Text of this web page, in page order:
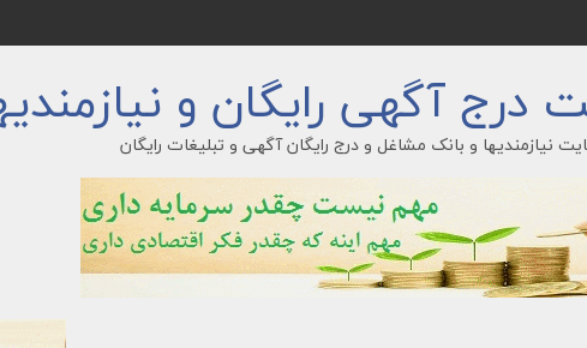
درج آگهی رایگان و
نیازمندیها و بانک مشاغل و درج رایگان آگهی و تبلیغات رایگان